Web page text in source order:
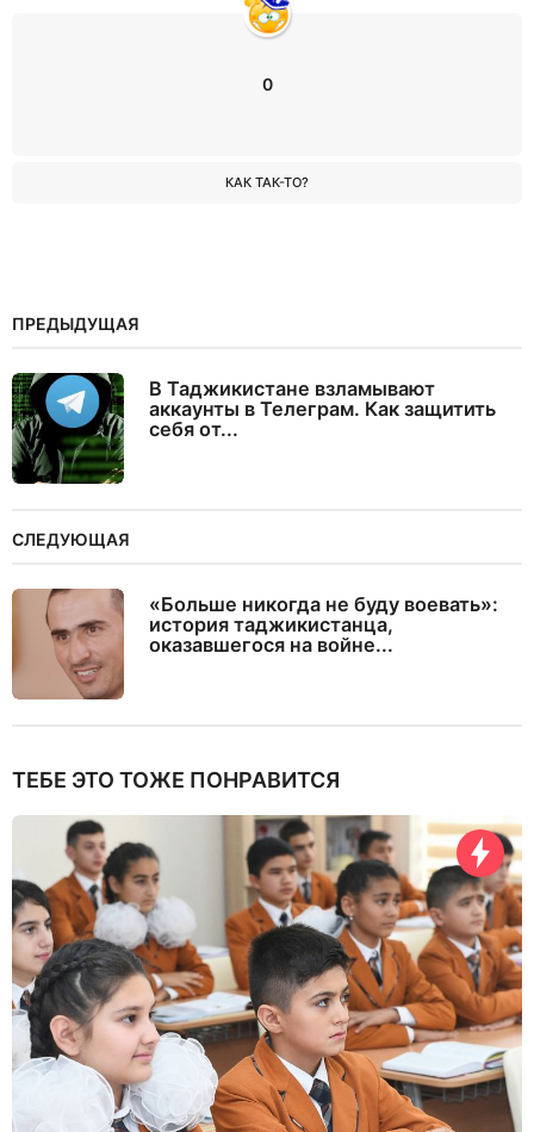
0
КАК ТАК-ТО?
ПРЕДЫДУЩАЯ
В Таджикистане взламывают
аккаунты в Телеграм. Как защитить
себя от...
СЛЕДУЮЩАЯ
«Больше никогда не буду воевать»:
история таджикистанца,
оказавшегося на войне...
ТЕБЕ ЭТО ТОЖЕ ПОНРАВИТСЯ